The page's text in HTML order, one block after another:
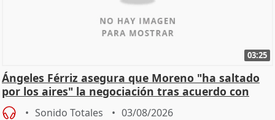
03:25
Ángeles Férriz asegura que Moreno "ha saltado
por los aires" la negociación tras acuerdo con
SMA
Sonido Totales 03/08/2026